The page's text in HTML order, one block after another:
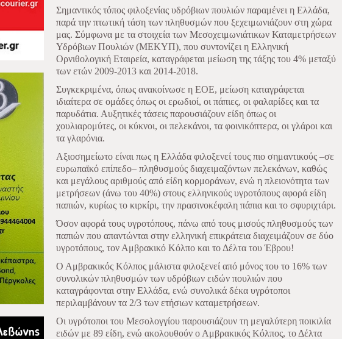
Σημαντικός τόπος φιλοξενίας υδρόβιων πουλιών παραμένει η Ελλάδα,
παρά την πτωτική τάση των πληθυσμών που ξεχειμωνιάζουν στη χώρα
μας. Σύμφωνα με τα στοιχεία των Μεσοχειμωνιάτικων Καταμετρήσεων
Υδρόβιων Πουλιών (ΜΕΚΥΠ), που συντονίζει η Ελληνική
Ορνιθολογική Εταιρεία, καταγράφεται μείωση της τάξης του 4% μεταξύ
των ετών 2009-2013 και 2014-2018.
Συγκεκριμένα, όπως ανακοίνωσε η ΕΟΕ, μείωση καταγράφεται
ιδιαίτερα σε ομάδες όπως οι ερωδιοί, οι πάπιες, οι φαλαρίδες και τα
παρυδάτια. Αυξητικές τάσεις παρουσιάζουν είδη όπως οι
χουλιαρομύτες, οι κύκνοι, οι πελεκάνοι, τα φοινικόπτερα, οι γλάροι και
τα γλαρόνια.
Αξιοσημείωτο είναι πως η Ελλάδα φιλοξενεί τους πιο σημαντικούς –σε
ευρωπαϊκό επίπεδο– πληθυσμούς διαχειμαζόντων πελεκάνων, καθώς
και μεγάλους αριθμούς από είδη κορμοράνων, ενώ η πλειονότητα των
μετρήσεων (άνω του 40%) στους ελληνικούς υγροτόπους αφορά είδη
παπιών, κυρίως το κιρκίρι, την πρασινοκέφαλη πάπια και το σφυριχτάρι.
Όσον αφορά τους υγροτόπους, πάνω από τους μισούς πληθυσμούς των
παπιών που απαντώνται στην ελληνική επικράτεια διαχειμάζουν σε δύο
υγροτόπους, τον Αμβρακικό Κόλπο και το Δέλτα του Έβρου!
Ο Αμβρακικός Κόλπος μάλιστα φιλοξενεί από μόνος του το 16% των
συνολικών πληθυσμών των υδρόβιων ειδών πουλιών που
καταγράφονται στην Ελλάδα, ενώ συνολικά δέκα υγρότοποι
περιλαμβάνουν τα 2/3 των ετήσιων καταμετρήσεων.
Οι υγρότοποι του Μεσολογγίου παρουσιάζουν τη μεγαλύτερη ποικιλία
ειδών με 89 είδη, ενώ ακολουθούν ο Αμβρακικός Κόλπος, το Δέλτα